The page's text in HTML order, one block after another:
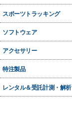
スポーツトラッキング
ソフトウェア
アクセサリー
特注製品
レンタル＆受託計測・解析